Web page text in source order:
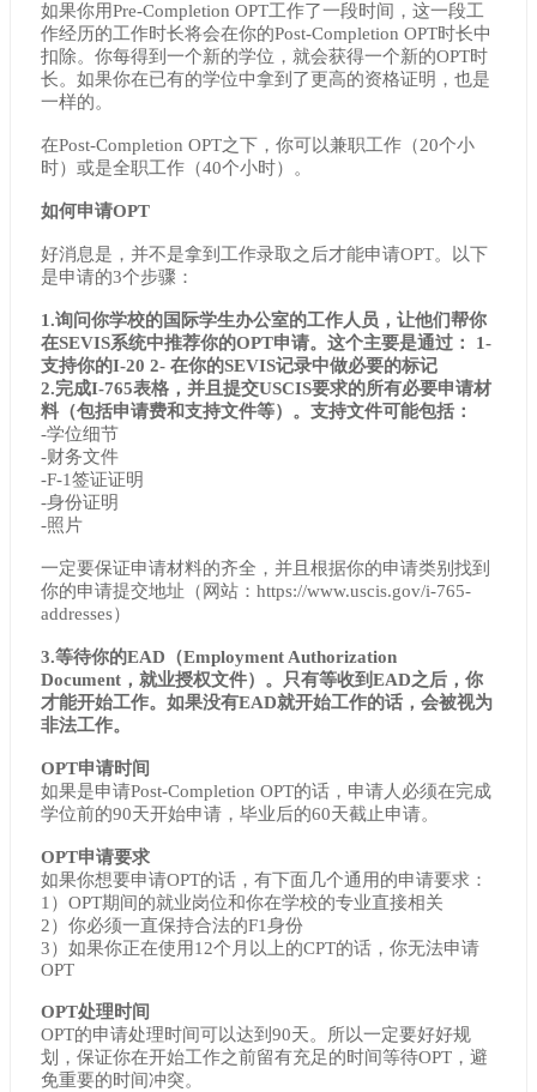
如果你用Pre-Completion OPT工作了一段时间，这一段工
作经历的工作时长将会在你的Post-Completion OPT时长中
扣除。你每得到一个新的学位，就会获得一个新的OPT时
长。如果你在已有的学位中拿到了更高的资格证明，也是
一样的。
在Post-Completion OPT之下，你可以兼职工作（20个小
时）或是全职工作（40个小时）。
如何申请OPT
好消息是，并不是拿到工作录取之后才能申请OPT。以下
是申请的3个步骤：
1.询问你学校的国际学生办公室的工作人员，让他们帮你
在SEVIS系统中推荐你的OPT申请。这个主要是通过： 1-
支持你的I-20 2- 在你的SEVIS记录中做必要的标记
2.完成I-765表格，并且提交USCIS要求的所有必要申请材
料（包括申请费和支持文件等）。支持文件可能包括：
-学位细节
-财务文件
-F-1签证证明
-身份证明
-照片
一定要保证申请材料的齐全，并且根据你的申请类别找到
你的申请提交地址（网站：https://www.uscis.gov/i-765-
addresses）
3.等待你的EAD（Employment Authorization
Document，就业授权文件）。只有等收到EAD之后，你
才能开始工作。如果没有EAD就开始工作的话，会被视为
非法工作。
OPT申请时间
如果是申请Post-Completion OPT的话，申请人必须在完成
学位前的90天开始申请，毕业后的60天截止申请。
OPT申请要求
如果你想要申请OPT的话，有下面几个通用的申请要求：
1）OPT期间的就业岗位和你在学校的专业直接相关
2）你必须一直保持合法的F1身份
3）如果你正在使用12个月以上的CPT的话，你无法申请
OPT
OPT处理时间
OPT的申请处理时间可以达到90天。所以一定要好好规
划，保证你在开始工作之前留有充足的时间等待OPT，避
免重要的时间冲突。